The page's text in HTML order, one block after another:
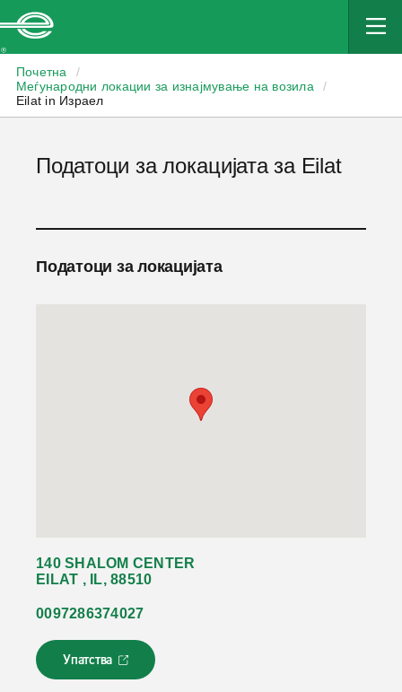
Почетна
/
Меѓународни локации за изнајмување на возила
/
Eilat in Израел
Податоци за локацијата за Eilat
Податоци за локацијата
140 SHALOM CENTER
EILAT , IL, 88510
0097286374027
Упатства
Л
и